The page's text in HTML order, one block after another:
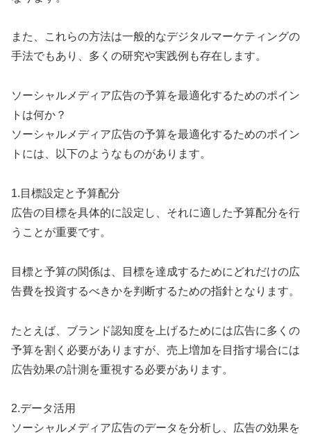
また、これらの方法は一般的なデジタルマーケティングの
手法でもあり、多くの研究や実践例も存在します。
ソーシャルメディア広告の予算を最適化するためのポイン
トは何か？
ソーシャルメディア広告の予算を最適化するためのポイン
トには、以下のようなものがあります。
1.目標設定と予算配分
広告の目標を具体的に設定し、それに適した予算配分を行
うことが重要です。
目標と予算の関係は、目標を達成するためにどれだけの広
告費を投資するべきかを判断するための指針となります。
たとえば、ブランド認知度を上げるためには広告に多くの
予算を割く必要がありますが、売上増加を目指す場合には
広告効果の計測を重視する必要があります。
2.データ活用
ソーシャルメディア広告のデータを分析し、広告の効果を